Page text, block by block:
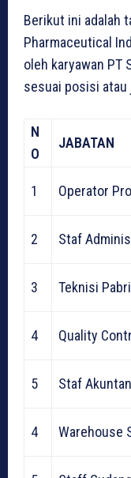
Berikut ini adalah
Pharmaceutical
oleh karyawan PT
sesuai posisi atau
N
O
JABATAN
1 Operator
2 Staf
3 Teknisi
4 Quality
5 Staf
4 Warehouse